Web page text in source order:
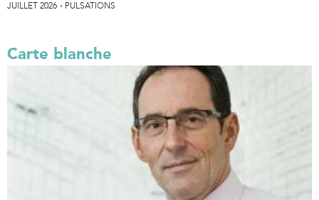
JUILLET 2026 PULSATIONS
Carte blanche